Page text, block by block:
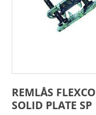
REMLÅS FLEXCO
SOLID PLATE SP